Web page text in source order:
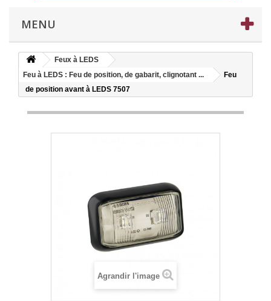
MENU
Feux à LEDS
Feu à LEDS : Feu de position, de gabarit, clignotant ...
Feu
de position avant à LEDS 7507
Agrandir l'image